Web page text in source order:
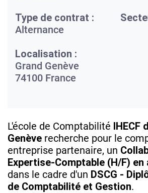
Type de contrat :
Alternance
Localisation :
Grand Genève
74100 France
L'école de Comptabilité IHECF
Genève recherche pour le
entreprise partenaire, un
Expertise-Comptable (H/F)
dans le cadre d'un DSCG -
de Comptabilité et Gestion.